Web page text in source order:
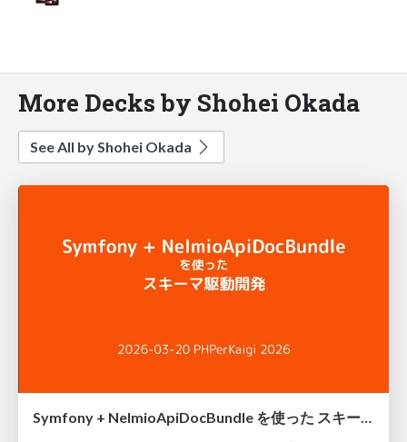
More Decks by Shohei Okada
See All by Shohei Okada
Symfony + NelmioApiDocBundle を使った スキーマ駆動開発 / Schema Driven Development with NelmioApiDocBundle